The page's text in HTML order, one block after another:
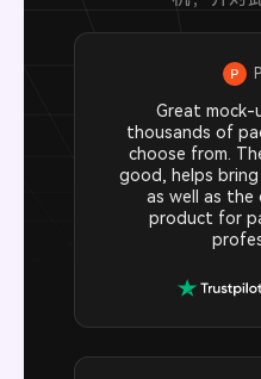
Great mock-
thousands of
choose from.
good, helps
as well as the
product for